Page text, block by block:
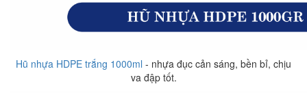
Hũ nhựa HDPE trắng 1000ml - nhựa đục cản sáng, bền bỉ, chịu
va đập tốt.